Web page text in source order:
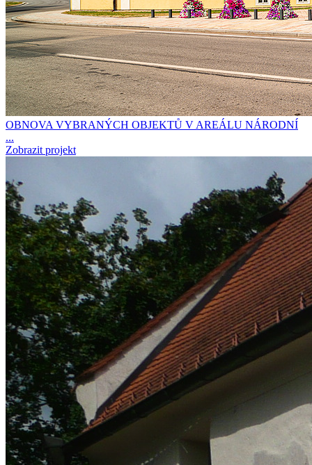
OBNOVA VYBRANÝCH OBJEKTŮ V AREÁLU NÁRODNÍ
...
Zobrazit projekt